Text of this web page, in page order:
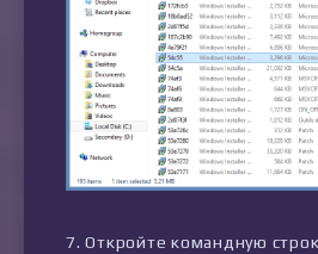
Откройте командную